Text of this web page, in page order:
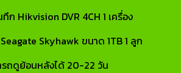
ก Hikvision DVR 4CH 1 เครื่อง
Skyhawk ขนาด 1TB 1 ลูก
รถดูย้อนหลังได้ 20-22 วัน